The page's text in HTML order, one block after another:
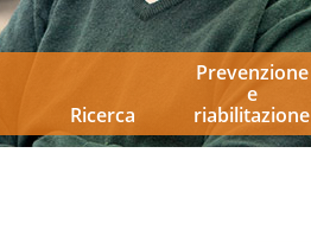
Ricerca
Prevenzione
e
riabilitazione